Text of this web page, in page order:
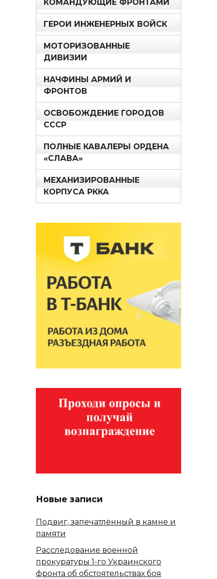
КОМАНДУЮЩИЕ ФРОНТАМИ
ГЕРОИ ИНЖЕНЕРНЫХ ВОЙСК
МОТОРИЗОВАННЫЕ
ДИВИЗИИ
НАЧФИНЫ АРМИЙ И
ФРОНТОВ
ОСВОБОЖДЕНИЕ ГОРОДОВ
СССР
ПОЛНЫЕ КАВАЛЕРЫ ОРДЕНА
«СЛАВА»
МЕХАНИЗИРОВАННЫЕ
КОРПУСА РККА
Новые записи
Подвиг, запечатлённый в камне и
памяти
Расследование военной
прокуратуры 1-го Украинского
фронта об обстоятельствах боя